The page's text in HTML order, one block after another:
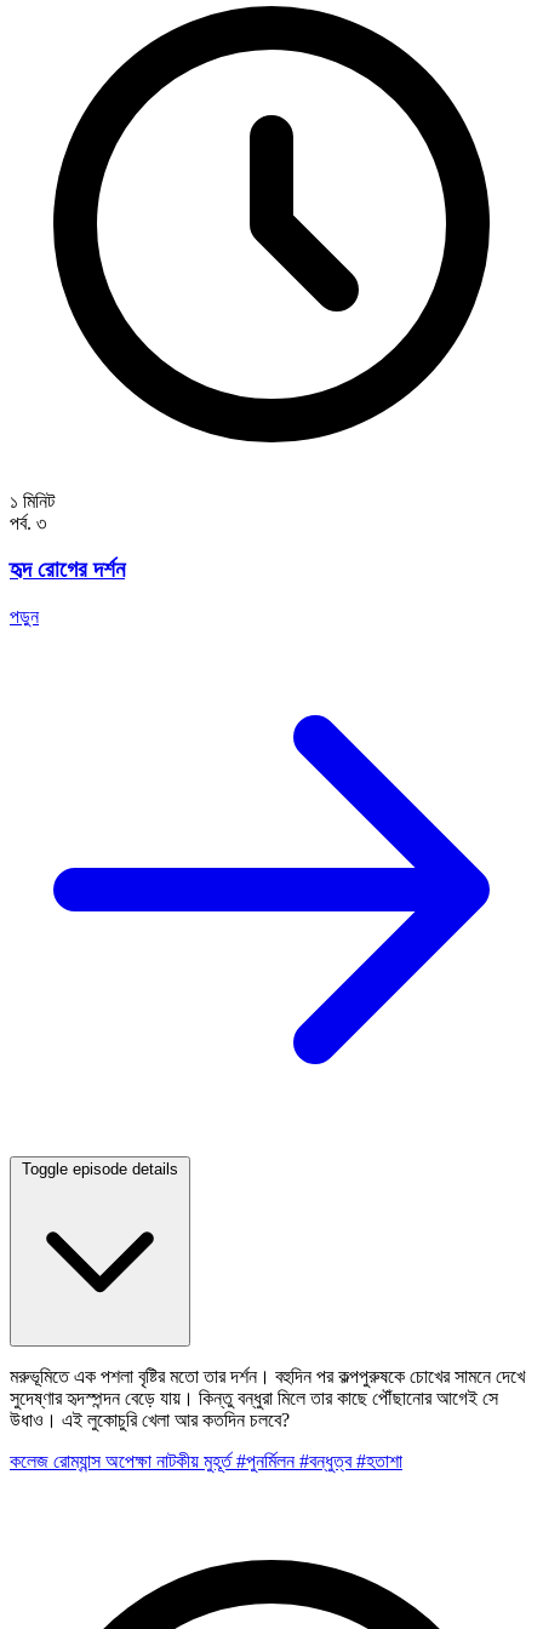
১ মিনিট
পর্ব. ৩
হৃদ রোগের দর্শন
পড়ুন
Toggle episode details
মরুভূমিতে এক পশলা বৃষ্টির মতো তার দর্শন। বহুদিন পর কল্পপুরুষকে চোখের সামনে দেখে
সুদেষ্ণার হৃদস্পন্দন বেড়ে যায়। কিন্তু বন্ধুরা মিলে তার কাছে পৌঁছানোর আগেই সে
উধাও। এই লুকোচুরি খেলা আর কতদিন চলবে?
কলেজ রোম্যান্সঅপেক্ষা নাটকীয় মুহূর্ত#পুনর্মিলন#বন্ধুত্ব#হতাশা